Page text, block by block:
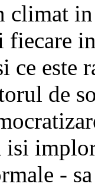
climat
ce este
de
isi
-